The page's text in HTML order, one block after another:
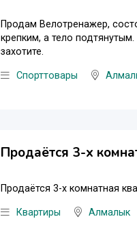
Продам Велотренажер,
крепким, а тело
захотите.
Спорттовары
Продаётся 3-х
Продаётся 3-х комнатная
Квартиры Алмалык